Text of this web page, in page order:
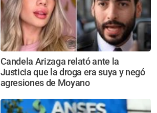
Candela Arizaga relató ante la
Justicia que la droga era suya y negó
agresiones de Moyano